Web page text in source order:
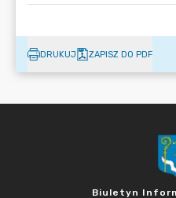
DRUKUJ ZAPISZ DO PDF
Biuletyn